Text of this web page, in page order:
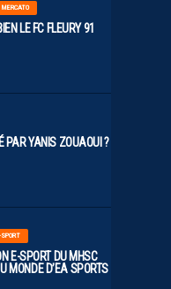
MERCATO
LE FC FLEURY 91
PAR YANIS ZOUAOUI ?
SPORT
E-SPORT DU MHSC
D’EA SPORTS FC